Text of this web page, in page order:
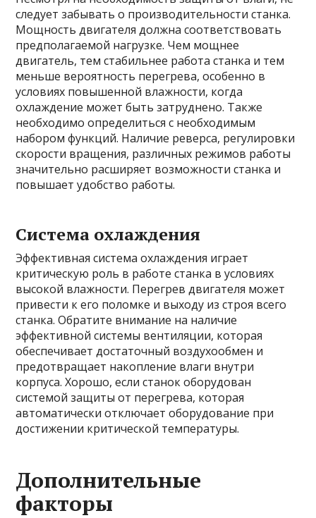
следует забывать о производительности станка.
Мощность двигателя должна соответствовать
предполагаемой нагрузке. Чем мощнее
двигатель, тем стабильнее работа станка и тем
меньше вероятность перегрева, особенно в
условиях повышенной влажности, когда
охлаждение может быть затруднено. Также
необходимо определиться с необходимым
набором функций. Наличие реверса, регулировки
скорости вращения, различных режимов работы
значительно расширяет возможности станка и
повышает удобство работы.
Система охлаждения
Эффективная система охлаждения играет
критическую роль в работе станка в условиях
высокой влажности. Перегрев двигателя может
привести к его поломке и выходу из строя всего
станка. Обратите внимание на наличие
эффективной системы вентиляции, которая
обеспечивает достаточный воздухообмен и
предотвращает накопление влаги внутри
корпуса. Хорошо, если станок оборудован
системой защиты от перегрева, которая
автоматически отключает оборудование при
достижении критической температуры.
Дополнительные
факторы